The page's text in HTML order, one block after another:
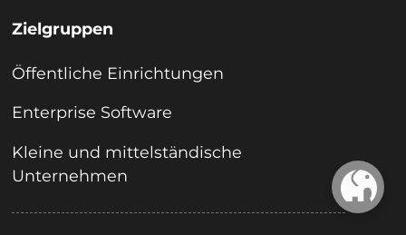
Zielgruppen
Öffentliche Einrichtungen
Enterprise Software
Kleine und mittelständische
Unternehmen